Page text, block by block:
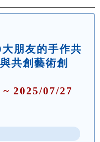
朋友的手作共
共創藝術創
2025/07/27